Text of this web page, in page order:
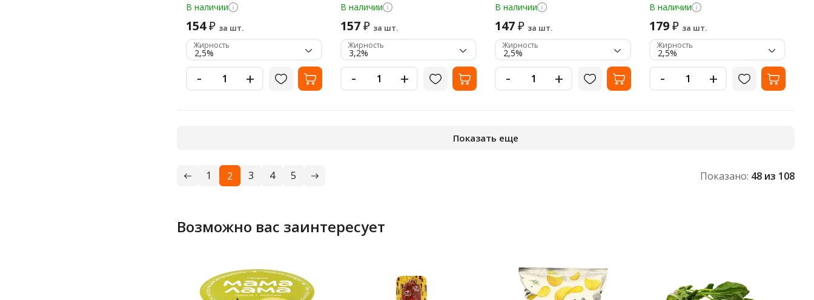
В наличии
154₽ за шт.
Жирность
2,5%
- +
В наличии
157₽ за шт.
Жирность
3,2%
- +
В наличии
147₽ за шт.
Жирность
2,5%
- +
В наличии
179₽ за шт.
Жирность
2,5%
- +
Показать еще
1 2 3 4 5 Показано: 48 из 108
Возможно вас заинтересует